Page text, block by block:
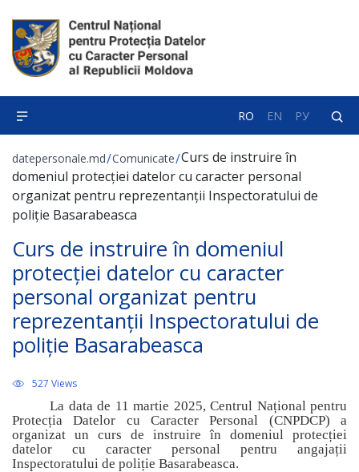
RO EN РУ
datepersonale.md/Comunicate/Curs de instruire în
domeniul protecției datelor cu caracter personal
organizat pentru reprezentanții Inspectoratului de
poliție Basarabeasca
Curs de instruire în domeniul
protecției datelor cu caracter
personal organizat pentru
reprezentanții Inspectoratului de
poliție Basarabeasca
527 Views
La data de 11 martie 2025, Centrul Național pentru
Protecția Datelor cu Caracter Personal (CNPDCP) a
organizat un curs de instruire în domeniul protecției
datelor cu caracter personal pentru angajații
Inspectoratului de poliție Basarabeasca.